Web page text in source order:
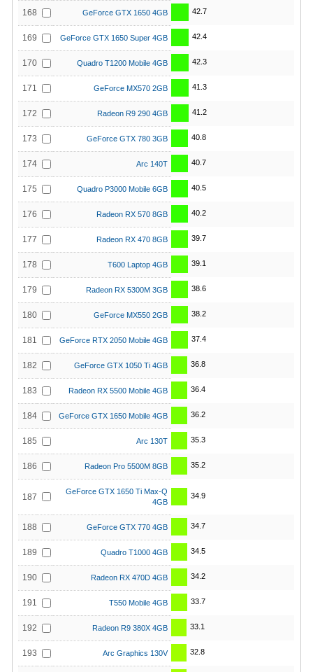
168 GeForce GTX 1650 4GB 42.7
169 GeForce GTX 1650 Super 4GB 42.4
170 Quadro T1200 Mobile 4GB 42.3
171 GeForce MX570 2GB 41.3
172 Radeon R9 290 4GB 41.2
173 GeForce GTX 780 3GB 40.8
174 Arc 140T 40.7
175 Quadro P3000 Mobile 6GB 40.5
176 Radeon RX 570 8GB 40.2
177 Radeon RX 470 8GB 39.7
178 T600 Laptop 4GB 39.1
179 Radeon RX 5300M 3GB 38.6
180 GeForce MX550 2GB 38.2
181 GeForce RTX 2050 Mobile 4GB 37.4
182 GeForce GTX 1050 Ti 4GB 36.8
183 Radeon RX 5500 Mobile 4GB 36.4
184 GeForce GTX 1650 Mobile 4GB 36.2
185 Arc 130T 35.3
186 Radeon Pro 5500M 8GB 35.2
187
GeForce GTX 1650 Ti Max-Q
4GB
34.9
188 GeForce GTX 770 4GB 34.7
189 Quadro T1000 4GB 34.5
190 Radeon RX 470D 4GB 34.2
191 T550 Mobile 4GB 33.7
192 Radeon R9 380X 4GB 33.1
193 Arc Graphics 130V 32.8